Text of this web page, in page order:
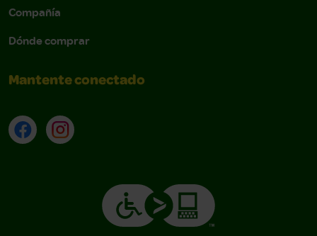
Compañía
Dónde comprar
Mantente conectado
FacebookInstagram